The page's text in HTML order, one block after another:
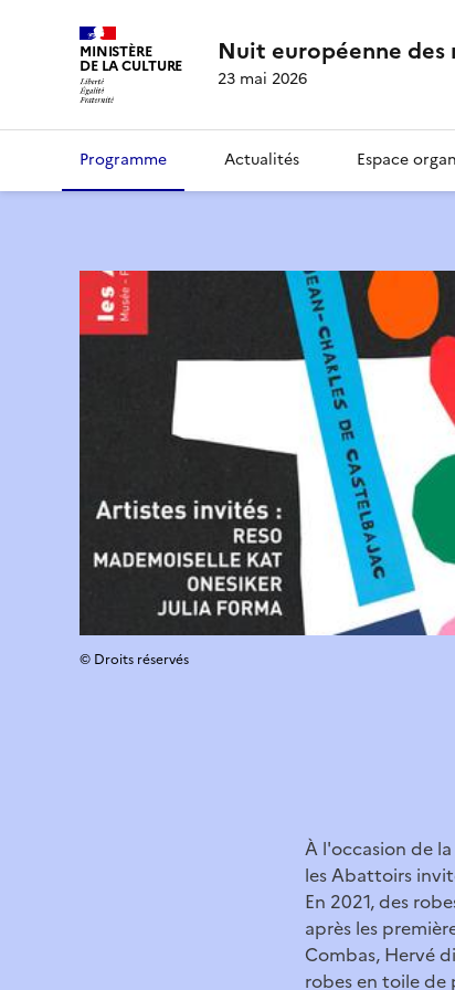
MINISTÈRE
DE LA CULTURE Nuit européenne des
23 mai 2026
Programme Actualités Espace
© Droits réservés
À l'occasion de
les Abattoirs
En 2021, des
après les
Combas, Hervé
robes en toile de